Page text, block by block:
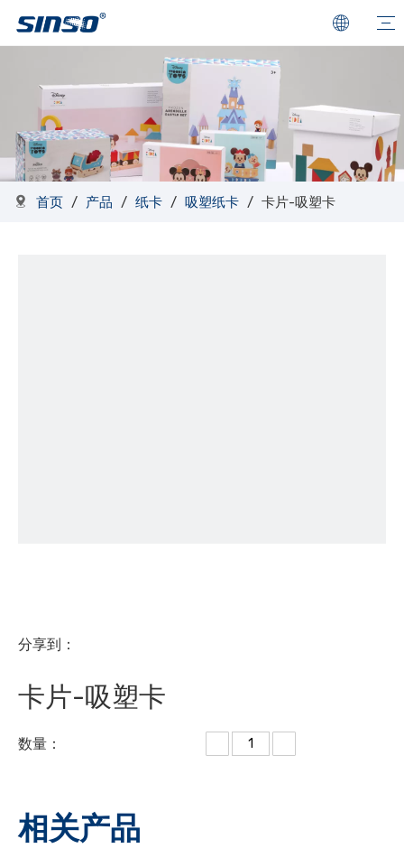
首页 / 产品 / 纸卡 / 吸塑纸卡 / 卡片-吸塑卡
分享到：
卡片-吸塑卡
数量：
询价
相关产品